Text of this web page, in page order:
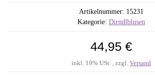
Artikelnummer: 15231
Kategorie: Dirndlblusen
44,95 €
inkl. 19% USt. , zzgl. Versand